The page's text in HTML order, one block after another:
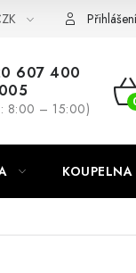
Přihlášení
607 400
005
8:00 – 15:00)